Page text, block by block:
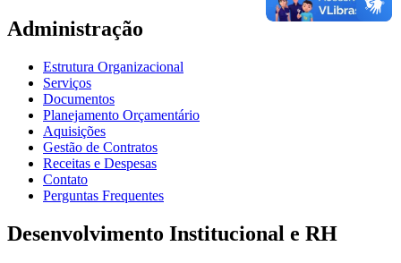
Administração
Estrutura Organizacional
Serviços
Documentos
Planejamento Orçamentário
Aquisições
Gestão de Contratos
Receitas e Despesas
Contato
Perguntas Frequentes
Desenvolvimento Institucional e RH